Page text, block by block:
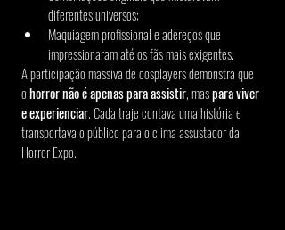
diferentes universos;
Maquiagem profissional e adereços que
impressionaram até os fãs mais exigentes.
A participação massiva de cosplayers demonstra que
o horror não é apenas para assistir, mas para viver
e experienciar. Cada traje contava uma história e
transportava o público para o clima assustador da
Horror Expo.